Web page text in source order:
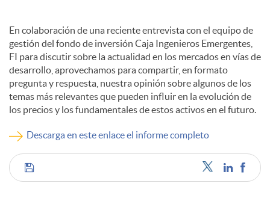
d
e
c
o
En colaboración de una reciente entrevista con el equipo de
gestión del fondo de inversión Caja Ingenieros Emergentes,
FI para discutir sobre la actualidad en los mercados en vías de
desarrollo, aprovechamos para compartir, en formato
pregunta y respuesta, nuestra opinión sobre algunos de los
temas más relevantes que pueden influir en la evolución de
los precios y los fundamentales de estos activos en el futuro.
Descarga en este enlace el informe completo
C